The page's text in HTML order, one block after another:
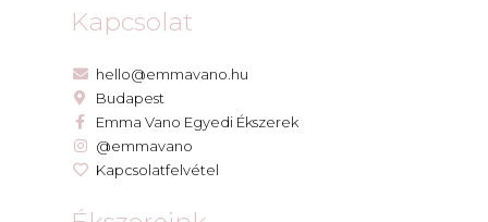
Kapcsolat
hello@emmavano.hu
Budapest
Emma Vano Egyedi Ékszerek
@emmavano
Kapcsolatfelvétel